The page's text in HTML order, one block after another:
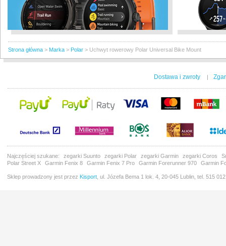
Strona główna > Marka > Polar > Uchwyt rowerowy Polar Universal Bike Mount
Dostawa i zwroty |
Najczęściej szukane: zegarki Suunto zegarki Polar zegarki Garmin zegarki Coros
Polar Street X
Garmin Fenix 8 Garmin Fenix 7 Pro Garmin Forerunner 970 Garmin
Sklep prowadzony jest przez Kisport , ul. Józefa Bema 1 lok. 4, 20-045 Lublin, tel. 515